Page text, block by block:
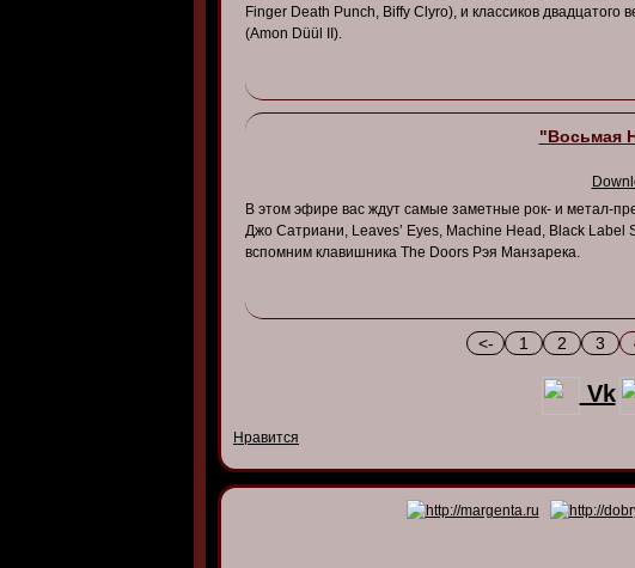
Finger Death Punch, Biffy Clyro), и классиков
(Amon Düül II).
"Восьмая
В этом эфире вас ждут самые заметные рок- и метал-
Джо Сатриани, Leaves’ Eyes, Machine Head, Black Label
вспомним клавишника The Doors Рэя Манзарека.
<- 1 2 3
Vk
Нравится